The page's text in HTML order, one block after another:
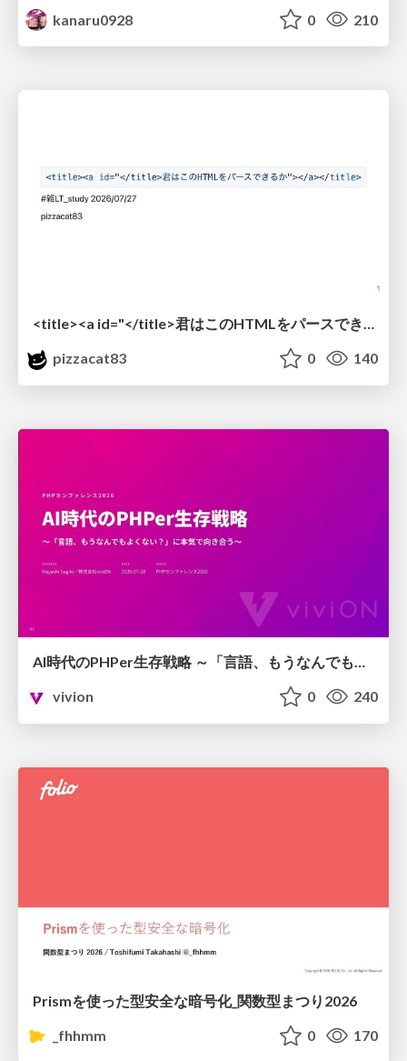
kanaru0928
0 210
<title><a id="</title>君はこのHTMLをパースできるか"></a></title> #雑LT_study
pizzacat83
0 140
AI時代のPHPer生存戦略 ～「言語、もうなんでもよくない？」に本気で向き合う～
vivion
0 240
Prismを使った型安全な暗号化_関数型まつり2026
_fhhmm
0 170